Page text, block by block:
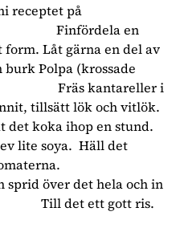
receptet på
Finfördela en
Låt gärna en del av
Polpa (krossade
kantareller i
tillsätt lök och vitlök.
koka ihop en stund.
lite soya. Häll det
och tomaterna.
över det hela och in
det ett gott ris.